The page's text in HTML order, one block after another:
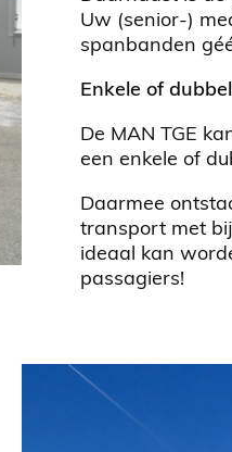
Uw (senior-)
spanbanden
Enkele of
De MAN TGE
een enkele of
Daarmee
transport met
ideaal kan
passagiers!